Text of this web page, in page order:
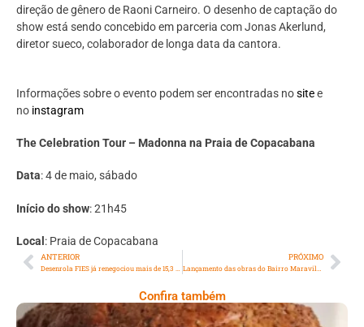
direção de gênero de Raoni Carneiro. O desenho de captação do
show está sendo concebido em parceria com Jonas Akerlund,
diretor sueco, colaborador de longa data da cantora.
Informações sobre o evento podem ser encontradas nositee
no instagram
The Celebration Tour – Madonna na Praia de Copacabana
Data: 4 de maio, sábado
Início do show: 21h45
Local : Praia de Copacabana
ANTERIOR PRÓXIMO
Confira também